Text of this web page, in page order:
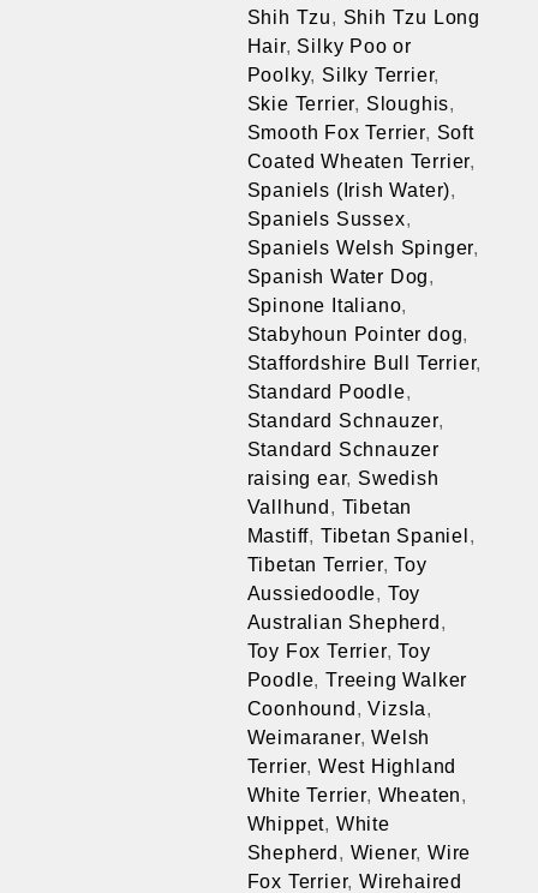
Shih Tzu, Shih Tzu Long
Hair, Silky Poo or
Poolky, Silky Terrier,
Skie Terrier, Sloughis,
Smooth Fox Terrier, Soft
Coated Wheaten Terrier,
Spaniels (Irish Water),
Spaniels Sussex,
Spaniels Welsh Spinger,
Spanish Water Dog,
Spinone Italiano,
Stabyhoun Pointer dog,
Staffordshire Bull Terrier,
Standard Poodle,
Standard Schnauzer,
Standard Schnauzer
raising ear, Swedish
Vallhund , Tibetan
Mastiff, Tibetan Spaniel ,
Tibetan Terrier,Toy
Aussiedoodle, Toy
Australian Shepherd ,
Toy Fox Terrier,Toy
Poodle, Treeing Walker
Coonhound ,Vizsla,
Weimaraner,Welsh
Terrier, West Highland
White Terrier, Wheaten,
Whippet, White
Shepherd , Wiener, Wire
Fox Terrier, Wirehaired